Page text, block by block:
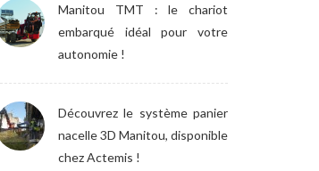
Manitou TMT : le chariot
embarqué idéal pour votre
autonomie !
Découvrez le système panier
nacelle 3D Manitou, disponible
chez Actemis !